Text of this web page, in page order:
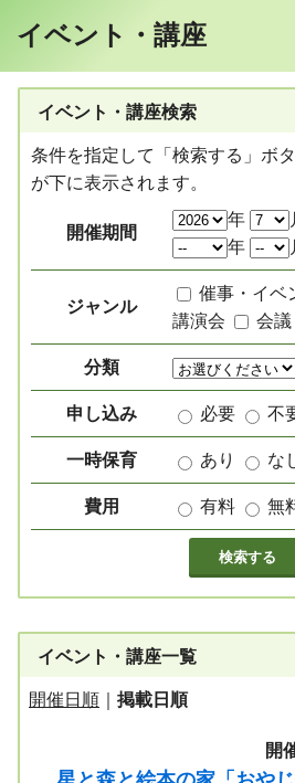
イベント・講座
イベント・講座検索
条件を指定して「検索する」ボ
が下に表示されます。
開催期間
年
年
ジャンル
催事・イベ
講演会
会議
分類
申し込み 必要 不
一時保育 あり な
費用 有料 無
イベント・講座一覧
開催日順 掲載日順
開